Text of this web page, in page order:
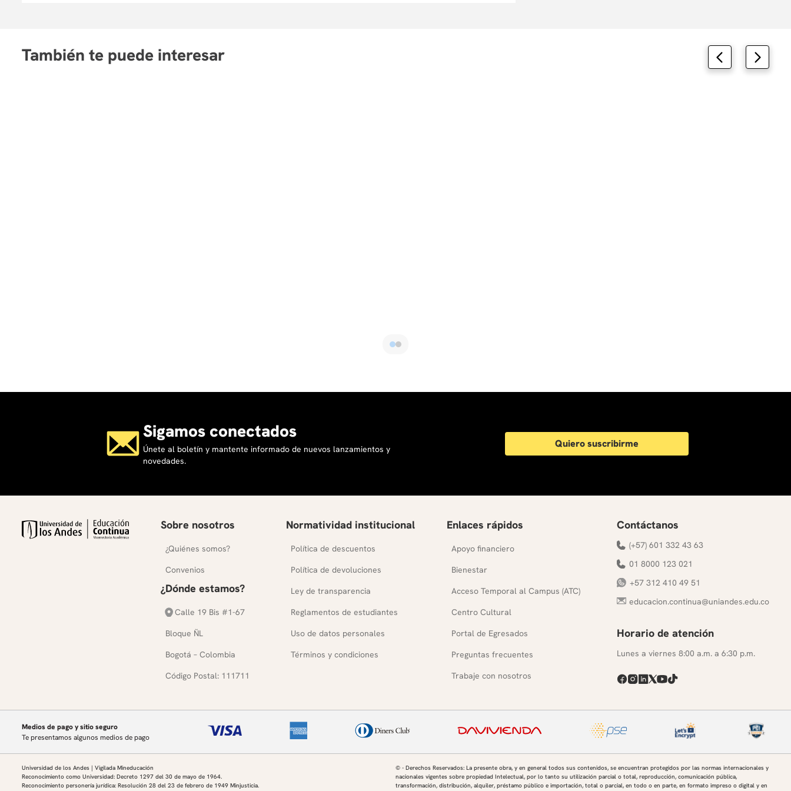
También te puede interesar
Sigamos conectados
Únete al boletín y mantente informado de nuevos lanzamientos y
novedades.
Quiero suscribirme
Sobre nosotros
¿Quiénes somos?
Convenios
¿Dónde estamos?
Calle 19 Bis #1-67
Bloque ÑL
Bogotá – Colombia
Código Postal: 111711
Normatividad institucional
Política de descuentos
Política de devoluciones
Ley de transparencia
Reglamentos de estudiantes
Uso de datos personales
Términos y condiciones
Enlaces rápidos
Apoyo financiero
Bienestar
Acceso Temporal al Campus (ATC)
Centro Cultural
Portal de Egresados
Preguntas frecuentes
Trabaje con nosotros
Contáctanos
(+57) 601 332 43 63
01 8000 123 021
+57 312 410 49 51
educacion.continua@uniandes.edu.co
Horario de atención
Lunes a viernes 8:00 a.m. a 6:30 p.m.
Medios de pago y sitio seguro
Te presentamos algunos medios de pago
Universidad de los Andes | Vigilada Mineducación
Reconocimiento como Universidad: Decreto 1297 del 30 de mayo de 1964.
Reconocimiento personería jurídica: Resolución 28 del 23 de febrero de 1949 Minjusticia.
© - Derechos Reservados: La presente obra, y en general todos sus contenidos, se encuentran protegidos por las normas internacionales y
nacionales vigentes sobre propiedad Intelectual, por lo tanto su utilización parcial o total, reproducción, comunicación pública,
transformación, distribución, alquiler, préstamo público e importación, total o parcial, en todo o en parte, en formato impreso o digital y en